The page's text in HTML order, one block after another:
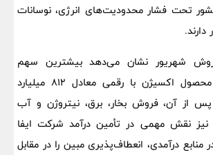
تحت فشار محدودیت‌های انرژی، نوسانات
شهریور نشان می‌دهد بیشترین سهم
درآمدی متعلق به محصول اکسیژن با رقمی معادل 812 میلیارد
از آن، فروش بخار، برق، نیتروژن و آب
نیز نقش مهمی در تأمین درآمد شرکت ایفا
منابع درآمدی، انعطاف‌پذیری مبین را در مقابل